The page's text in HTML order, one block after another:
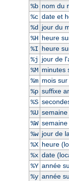
%b nom du
%c date et
%d
jour du
%H heure
%I heure
%j
jour de
%M minutes
%m mois
%p suffixe
%S
%U
%W
%w jour de
%X heure
%x date
%Y année
%y année